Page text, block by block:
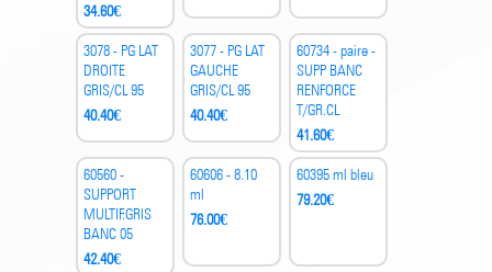
34.60€
3078 - PG LAT
DROITE
GRIS/CL 95
40.40€
3077 - PG LAT
GAUCHE
GRIS/CL 95
40.40€
60734 - paire -
SUPP BANC
RENFORCE
T/GR.CL
41.60€
60560 -
SUPPORT
MULTIF.GRIS
BANC 05
42.40€
60606 - 8.10
ml
76.00€
60395 ml bleu
79.20€